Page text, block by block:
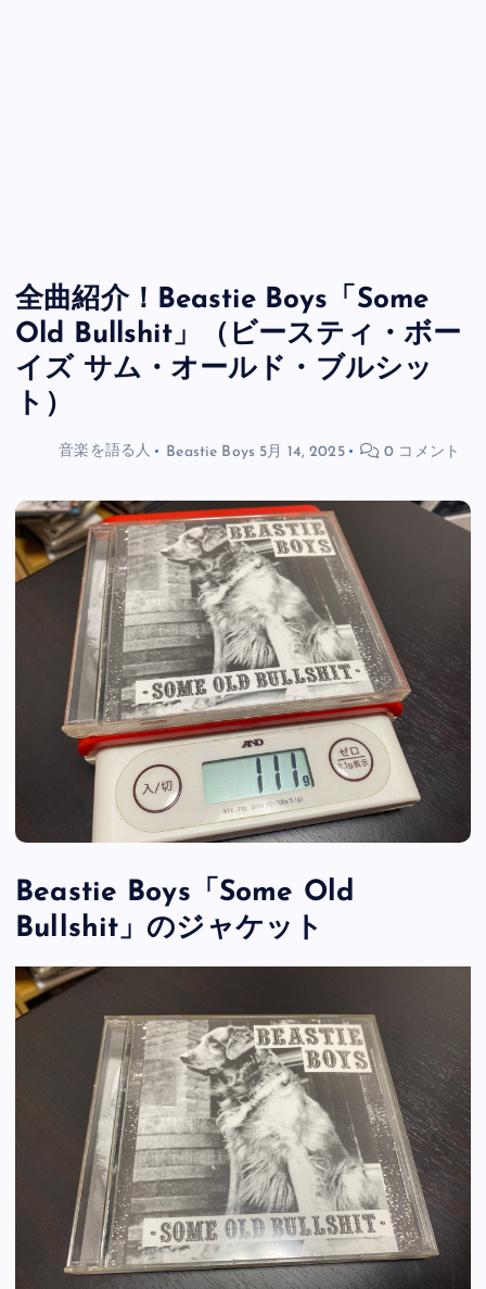
全曲紹介！Beastie Boys「Some
Old Bullshit」（ビースティ・ボー
イズ サム・オールド・ブルシッ
ト）
音楽を語る人 Beastie Boys 5月 14, 2025 0 コメント
Beastie Boys「Some Old
Bullshit」のジャケット